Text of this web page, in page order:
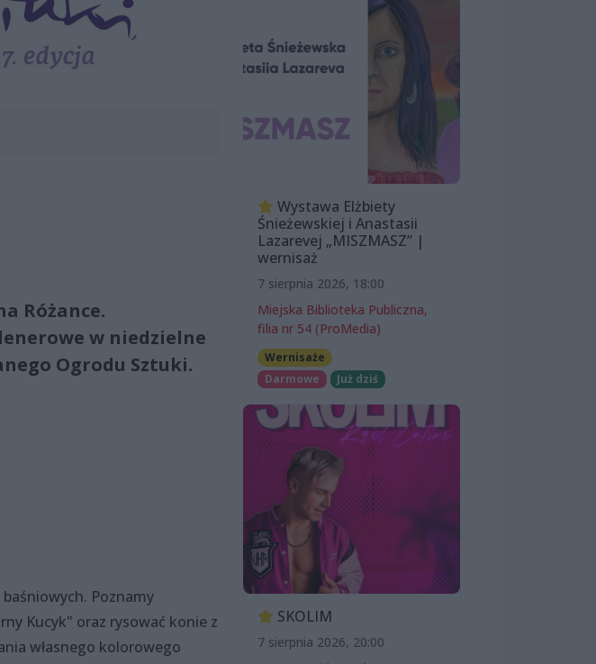
Różance.
w niedzielne
Ogrodu Sztuki.
Poznamy
Kucyk" oraz rysować konie z
własnego kolorowego
Wystawa Elżbiety
Śnieżewskiej i Anastasii
Lazarevej „MISZMASZ” |
wernisaż
7 sierpnia 2026, 18:00
Miejska Biblioteka Publiczna,
filia nr 54 (ProMedia)
Wernisaże
Darmowe
Już dziś
SKOLIM
7 sierpnia 2026, 20:00